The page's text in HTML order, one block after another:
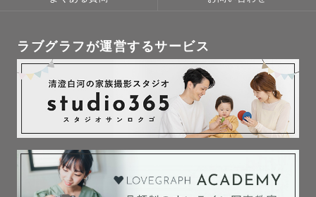
ラブグラフが運営するサービス